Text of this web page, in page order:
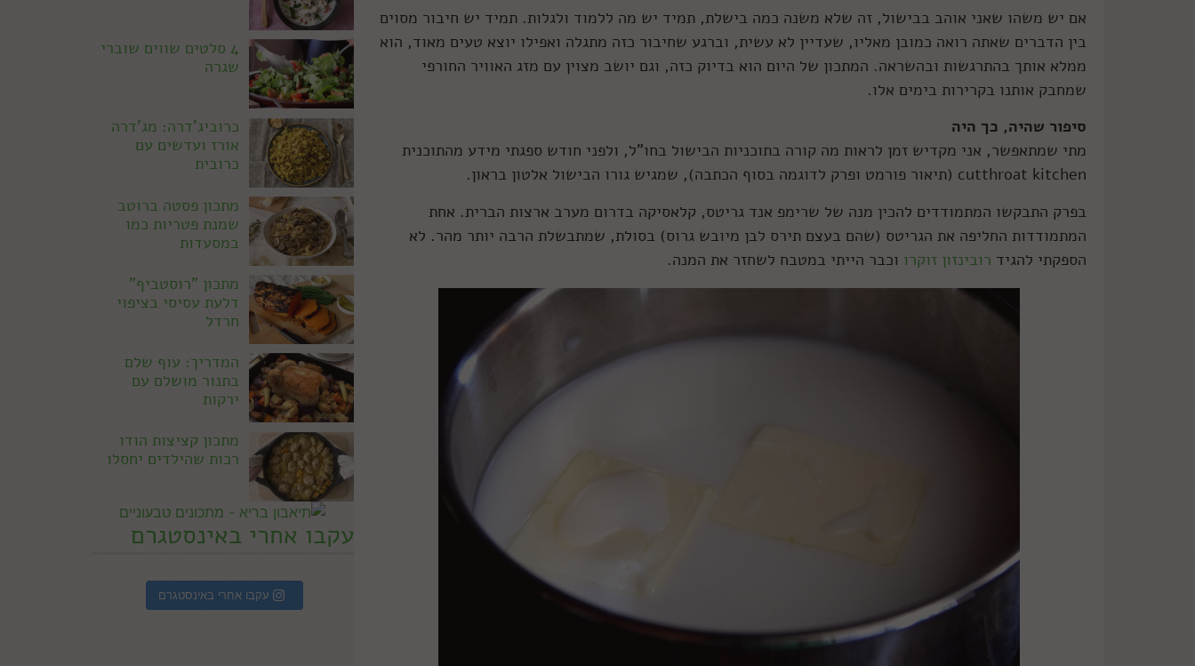
4 סלטים שווים שוברי
שגרה
כרוביג'דרה: מג'דרה
אורז ועדשים עם
כרובית
מתכון פסטה ברוטב
שמנת פטריות כמו
במסעדות
מתכון "רוסטביף"
דלעת עסיסי בציפוי
חרדל
המדריך: עוף שלם
בתנור מושלם עם
ירקות
מתכון קציצות הודו
רכות שהילדים יחסלו
עקבו אחרי באינסטגרם
עקבו אחרי באינסטגרם
אם יש משהו שאני אוהב בבישול, זה שלא משנה כמה בישלת, תמיד יש מה ללמוד ולגלות. תמיד יש חיבור מסוים
בין הדברים שאתה רואה כמובן מאליו, שעדיין לא עשית, וברגע שחיבור כזה מתגלה ואפילו יוצא טעים מאוד, הוא
ממלא אותך בהתרגשות ובהשראה. המתכון של היום הוא בדיוק כזה, וגם יושב מצוין עם מזג האוויר החורפי
שמחבק אותנו בקרירות בימים אלו.
סיפור שהיה, כך היה
מתי שמתאפשר, אני מקדיש זמן לראות מה קורה בתוכניות הבישול בחו"ל, ולפני חודש ספגתי מידע מהתוכנית
cutthroat kitchen (תיאור פורמט ופרק לדוגמה בסוף הכתבה), שמגיש גורו הבישול אלטון בראון.
בפרק התבקשו המתמודדים להכין מנה של שרימפ אנד גריטס, קלאסיקה בדרום מערב ארצות הברית. אחת
המתמודדות החליפה את הגריטס (שהם בעצם תירס לבן מיובש גרוס) בסולת, שמתבשלת הרבה יותר מהר. לא
הספקתי להגיד רובינזון זוקרו וכבר הייתי במטבח לשחזר את המנה.